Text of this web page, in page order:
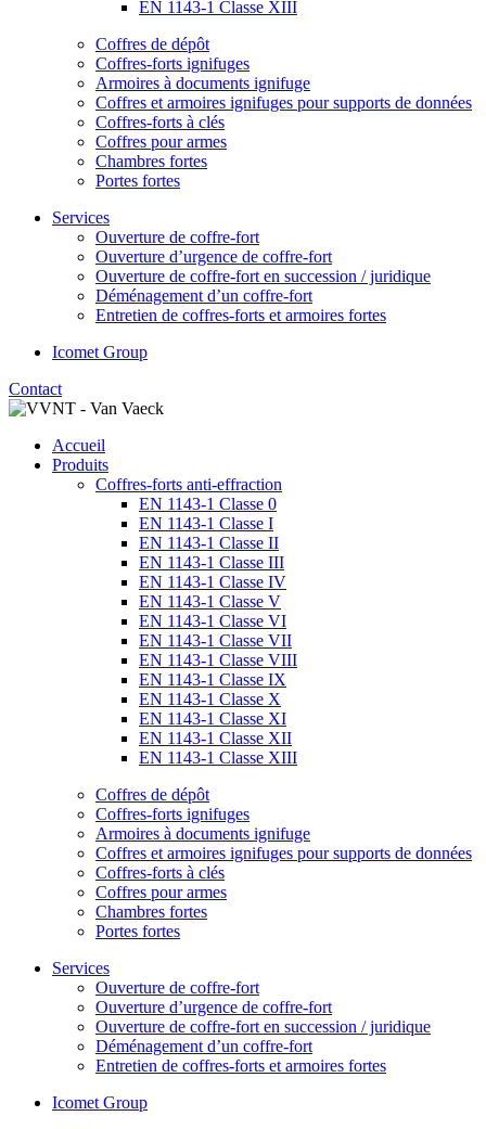
EN 1143-1 Classe XIII
Coffres de dépôt
Coffres-forts ignifuges
Armoires à documents ignifuge
Coffres et armoires ignifuges pour supports de données
Coffres-forts à clés
Coffres pour armes
Chambres fortes
Portes fortes
Services
Ouverture de coffre-fort
Ouverture d’urgence de coffre-fort
Ouverture de coffre-fort en succession / juridique
Déménagement d’un coffre-fort
Entretien de coffres-forts et armoires fortes
Icomet Group
Contact
Accueil
Produits
Coffres-forts anti-effraction
EN 1143-1 Classe 0
EN 1143-1 Classe I
EN 1143-1 Classe II
EN 1143-1 Classe III
EN 1143-1 Classe IV
EN 1143-1 Classe V
EN 1143-1 Classe VI
EN 1143-1 Classe VII
EN 1143-1 Classe VIII
EN 1143-1 Classe IX
EN 1143-1 Classe X
EN 1143-1 Classe XI
EN 1143-1 Classe XII
EN 1143-1 Classe XIII
Coffres de dépôt
Coffres-forts ignifuges
Armoires à documents ignifuge
Coffres et armoires ignifuges pour supports de données
Coffres-forts à clés
Coffres pour armes
Chambres fortes
Portes fortes
Services
Ouverture de coffre-fort
Ouverture d’urgence de coffre-fort
Ouverture de coffre-fort en succession / juridique
Déménagement d’un coffre-fort
Entretien de coffres-forts et armoires fortes
Icomet Group